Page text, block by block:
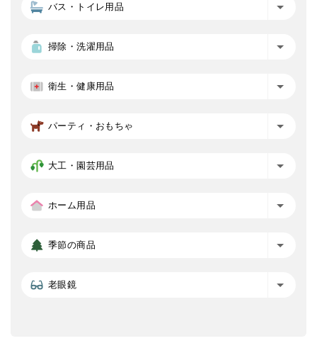
バス・トイレ用品
掃除・洗濯用品
衛生・健康用品
パーティ・おもちゃ
大工・園芸用品
ホーム用品
季節の商品
老眼鏡